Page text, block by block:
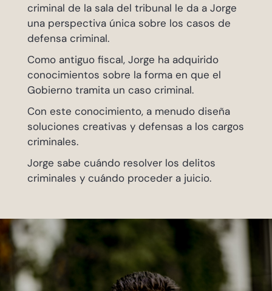
criminal de la sala del tribunal le da a Jorge
una perspectiva única sobre los casos de
defensa criminal.
Como antiguo fiscal, Jorge ha adquirido
conocimientos sobre la forma en que el
Gobierno tramita un caso criminal.
Con este conocimiento, a menudo diseña
soluciones creativas y defensas a los cargos
criminales.
Jorge sabe cuándo resolver los delitos
criminales y cuándo proceder a juicio.